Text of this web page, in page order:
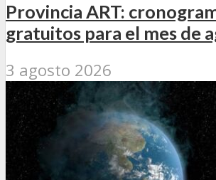
Provincia ART:
gratuitos para el mes de
3 agosto 2026